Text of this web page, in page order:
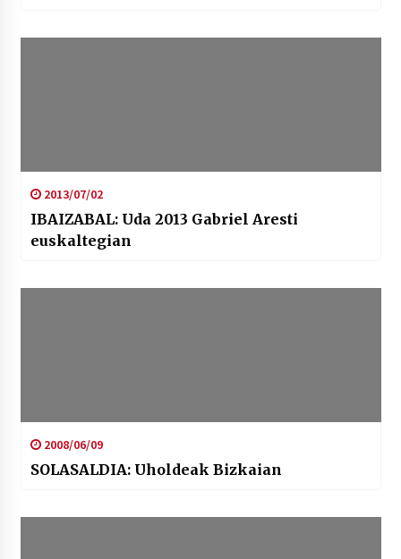
2013/07/02
IBAIZABAL: Uda 2013 Gabriel Aresti
euskaltegian
2008/06/09
SOLASALDIA: Uholdeak Bizkaian